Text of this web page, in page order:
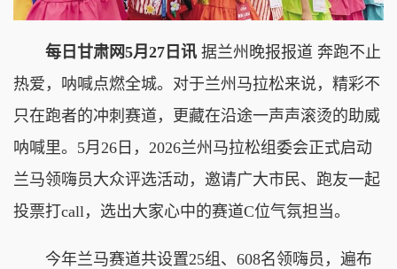
每日甘肃网5月27日讯 据兰州晚报报道 奔跑不止
热爱，呐喊点燃全城。对于兰州马拉松来说，精彩不
只在跑者的冲刺赛道，更藏在沿途一声声滚烫的助威
呐喊里。5月26日，2026兰州马拉松组委会正式启动
兰马领嗨员大众评选活动，邀请广大市民、跑友一起
投票打call，选出大家心中的赛道C位气氛担当。
今年兰马赛道共设置25组、608名领嗨员，遍布